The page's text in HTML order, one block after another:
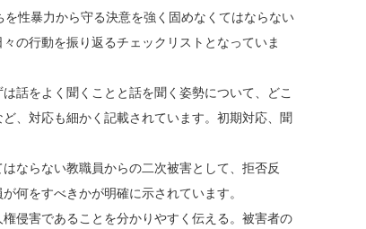
性暴力から守る決意を強く固めなくてはならない
の行動を振り返るチェックリストとなっていま
話をよく聞くことと話を聞く姿勢について、どこ
、対応も細かく記載されています。初期対応、聞
ならない教職員からの二次被害として、拒否反
何をすべきかが明確に示されています。
侵害であることを分かりやすく伝える。被害者の